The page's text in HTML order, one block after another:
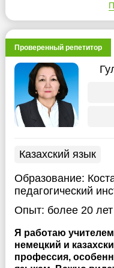
Проверенный репетитор
Казахский язык
Образование:
педагогический
Опыт: более 20 лет
Я работаю
немецкий и
профессия,